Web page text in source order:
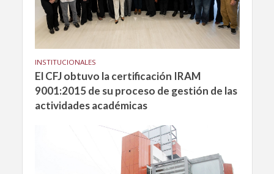
INSTITUCIONALES
El CFJ obtuvo la certificación IRAM
9001:2015 de su proceso de gestión de las
actividades académicas